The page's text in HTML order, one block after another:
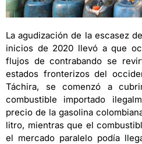
La agudización de la escasez
inicios de 2020 llevó a que
flujos de contrabando se
estados fronterizos del
Táchira, se comenzó a
combustible importado
precio de la gasolina
litro, mientras que el
el mercado paralelo podía